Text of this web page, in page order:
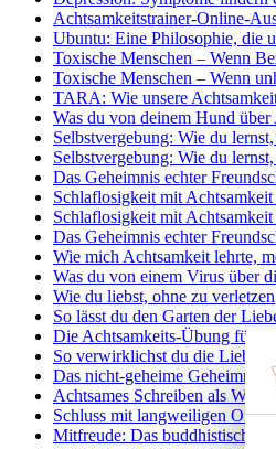
Achtsamkeitstrainer-Online-
Ubuntu: Eine Philosophie, die
Toxische Menschen – Wenn
Toxische Menschen – Wenn
TARA: Wie unsere
Was du von deinem Hund
Selbstvergebung: Wie du
Selbstvergebung: Wie du
Das Geheimnis echter
Schlaflosigkeit mit Achtsamkeit
Schlaflosigkeit mit Achtsamkeit
Das Geheimnis echter
Wie mich Achtsamkeit lehrte,
Was du von einem Virus über
Wie du liebst, ohne zu verletzen
So lässt du den Garten der
Die Achtsamkeits-Übung für
So verwirklichst du die Liebe,
Das nicht-geheime
Achtsames Schreiben als Weg
Schluss mit langweiligen
Mitfreude: Das buddhistische